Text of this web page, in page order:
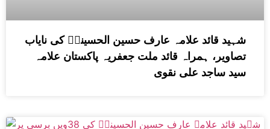
شہید قائد علامہ عارف حسین الحسینیؒ کی نایاب
تصاویر، ہمراہ قائد ملت جعفریہ پاکستان علامہ
سید ساجد علی نقوی